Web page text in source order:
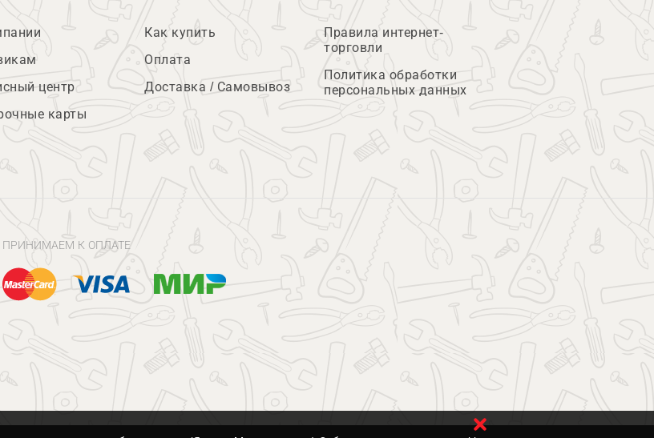
центр
карты
Как купить
Оплата
Доставка / Самовывоз
Правила интернет-
торговли
Политика обработки
персональных данных
ПРИНИМАЕМ К ОПЛАТЕ